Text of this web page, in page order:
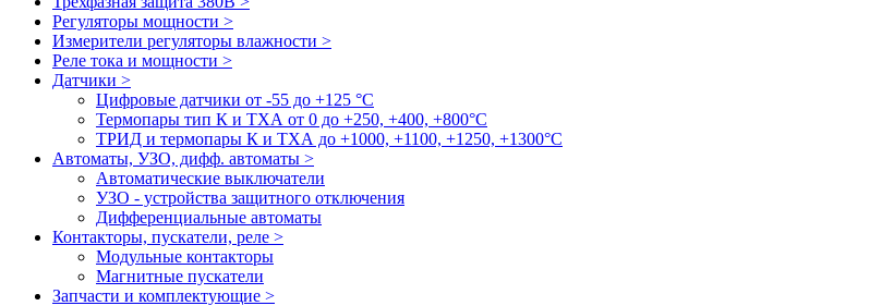
Регуляторы мощности >
Измерители регуляторы влажности >
Реле тока и мощности >
Датчики >
Цифровые датчики от -55 до +125 °С
Термопары тип К и ТХА от 0 до +250, +400, +800°C
ТРИД и термопары К и ТХА до +1000, +1100, +1250, +1300°C
Автоматы, УЗО, дифф. автоматы >
Автоматические выключатели
УЗО - устройства защитного отключения
Дифференциальные автоматы
Контакторы, пускатели, реле >
Модульные контакторы
Магнитные пускатели
Запчасти и комплектующие >